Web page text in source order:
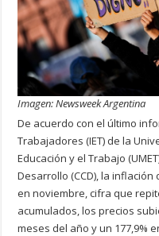
Imagen: Newsweek Argentina
De acuerdo con el último
Trabajadores (IET) de la
Educación y el Trabajo
Desarrollo (CCD), la
en noviembre, cifra que
acumulados, los precios
meses del año y un 177,9%